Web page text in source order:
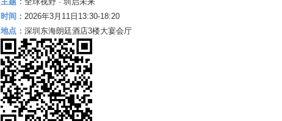
时间： 2026年3月11日13:30-18:20
地点： 深圳东海朗廷酒店3楼大宴会厅